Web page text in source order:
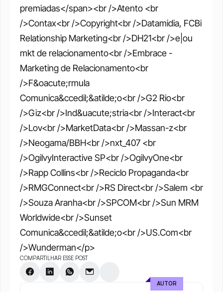
premiadas</span><br />Atento <br
/>Contax<br />Copyright<br />Datamidia, FCBi
Relationship Marketing<br />DH21<br />e|ou
mkt de relacionamento<br />Embrace -
Marketing de Relacionamento<br
/>F&oacute;rmula
Comunica&ccedil;&atilde;o<br />G2 Rio<br
/>Giz<br />Ind&uacute;stria<br />Interact<br
/>Lov<br />MarketData<br />Massan-z<br
/>Neogama/BBH<br />nxt_407 <br
/>OgilvyInteractive SP<br />OgilvyOne<br
/>Rapp Collins<br />Reciclo Propaganda<br
/>RMGConnect<br />RS Direct<br />Salem <br
/>Souza Aranha<br />SPCOM<br />Sun MRM
Worldwide<br />Sunset
Comunica&ccedil;&atilde;o<br />US.Com<br
/>Wunderman</p>
COMPARTILHAR ESSE POST
AUTOR